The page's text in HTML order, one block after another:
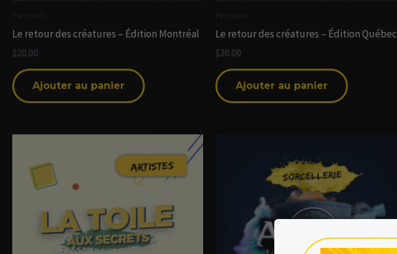
Le retour des créatures – Édition Montréal
$20.00
Ajouter au panier
Le retour des créatures – Édition Québec
$20.00
Ajouter au panier